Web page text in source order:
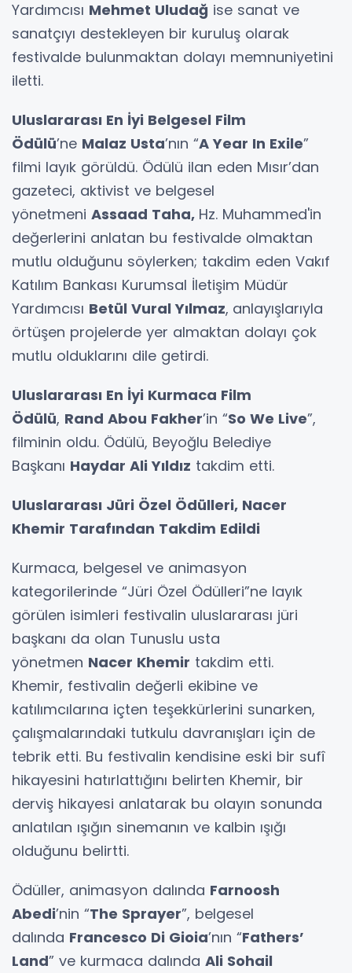
Yardımcısı Mehmet Uludağ ise sanat ve
sanatçıyı destekleyen bir kuruluş olarak
festivalde bulunmaktan dolayı memnuniyetini
iletti.
Uluslararası En İyi Belgesel Film
Ödülü’ne Malaz Usta’nın “A Year In Exile”
filmi layık görüldü. Ödülü ilan eden Mısır’dan
gazeteci, aktivist ve belgesel
yönetmeni Assaad Taha, Hz. Muhammed'in
değerlerini anlatan bu festivalde olmaktan
mutlu olduğunu söylerken; takdim eden Vakıf
Katılım Bankası Kurumsal İletişim Müdür
Yardımcısı Betül Vural Yılmaz, anlayışlarıyla
örtüşen projelerde yer almaktan dolayı çok
mutlu olduklarını dile getirdi.
Uluslararası En İyi Kurmaca Film
Ödülü, Rand Abou Fakher’in “So We Live”,
filminin oldu. Ödülü, Beyoğlu Belediye
Başkanı Haydar Ali Yıldız takdim etti.
Uluslararası Jüri Özel Ödülleri, Nacer
Khemir Tarafından Takdim Edildi
Kurmaca, belgesel ve animasyon
kategorilerinde “Jüri Özel Ödülleri”ne layık
görülen isimleri festivalin uluslararası jüri
başkanı da olan Tunuslu usta
yönetmen Nacer Khemir takdim etti.
Khemir, festivalin değerli ekibine ve
katılımcılarına içten teşekkürlerini sunarken,
çalışmalarındaki tutkulu davranışları için de
tebrik etti. Bu festivalin kendisine eski bir sufî
hikayesini hatırlattığını belirten Khemir, bir
derviş hikayesi anlatarak bu olayın sonunda
anlatılan ışığın sinemanın ve kalbin ışığı
olduğunu belirtti.
Ödüller, animasyon dalında Farnoosh
Abedi’nin “The Sprayer”, belgesel
dalında Francesco Di Gioia’nın “Fathers’
Land” ve kurmaca dalında Ali Sohail